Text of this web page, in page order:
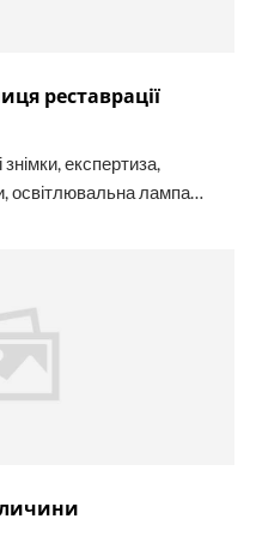
реставрації
експертиза,
освітлювальна лампа…